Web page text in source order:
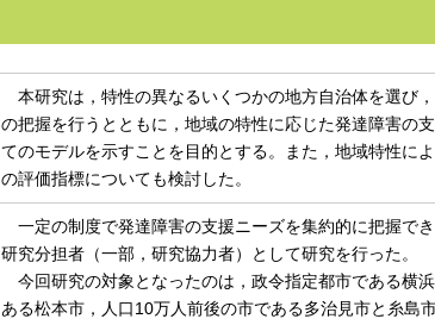
本研究は，特性の異なるいくつかの地方自治体を選び
の把握を行うとともに，地域の特性に応じた発達障害の
てのモデルを示すことを目的とする。また，地域特性に
の評価指標についても検討した。
一定の制度で発達障害の支援ニーズを集約的に把握で
研究分担者（一部，研究協力者）として研究を行った。
今回研究の対象となったのは，政令指定都市である横
ある松本市，人口10万人前後の市である多治見市と糸島